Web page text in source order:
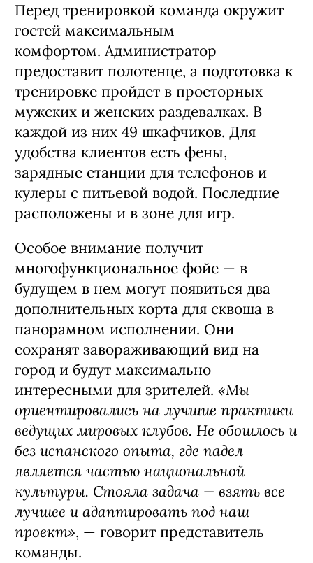
Перед тренировкой команда окружит
гостей максимальным
комфортом. Администратор
предоставит полотенце, а подготовка к
тренировке пройдет в просторных
мужских и женских раздевалках. В
каждой из них 49 шкафчиков. Для
удобства клиентов есть фены,
зарядные станции для телефонов и
кулеры с питьевой водой. Последние
расположены и в зоне для игр.
Особое внимание получит
многофункциональное фойе — в
будущем в нем могут появиться два
дополнительных корта для сквоша в
панорамном исполнении. Они
сохранят завораживающий вид на
город и будут максимально
интересными для зрителей. «Мы
ориентировались на лучшие практики
ведущих мировых клубов. Не обошлось и
без испанского опыта, где падел
является частью национальной
культуры. Стояла задача — взять все
лучшее и адаптировать под наш
проект», — говорит представитель
команды.